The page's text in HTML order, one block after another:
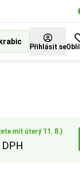
Přihlásit se
mít úterý 11. 8.)